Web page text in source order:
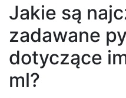
Jakie są
zadawane
dotyczące
ml?